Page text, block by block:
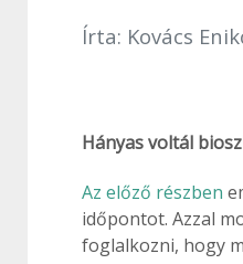
Írta: Kovács
Hányas voltál
Az előző részben
időpontot. Azzal
foglalkozni, hogy